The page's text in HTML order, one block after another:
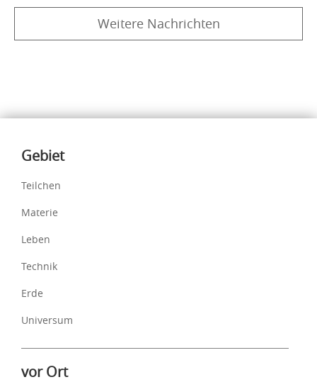
Weitere Nachrichten
Inhalte
Gebiet
Teilchen
Materie
Leben
Technik
Erde
Universum
vor Ort